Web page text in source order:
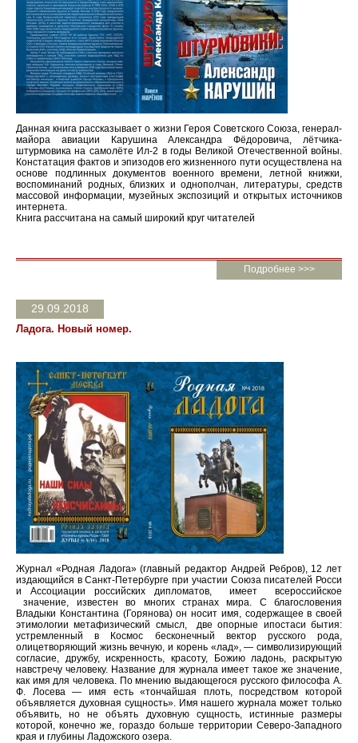
Данная книга рассказывает о жизни Героя Советского Союза, генерал-
майора авиации Карушина Александра Фёдоровича, лётчика-
штурмовика на самолёте Ил-2 в годы Великой Отечественной войны.
Констатация фактов и эпизодов его жизненного пути осуществлена на
основе подлинных документов военного времени, летной книжки,
воспоминаний родных, близких и однополчан, литературы, средств
массовой информации, музейных экспозиций и открытых источников
интернета.
Книга рассчитана на самый широкий круг читателей
Подробнее >>>
29.09.2018
Ладога. Новый номер.
Журнал «Родная Ладога» (главный редактор Андрей Ребров), 12 лет
издающийся в Санкт-Петербурге при участии Союза писателей Росси
и Ассоциации российских дипломатов, имеет всероссийское
значение, известен во многих странах мира. С благословения
Владыки Константина (Горянова) он носит имя, содержащее в своей
этимологии метафизический смысл, две опорные ипостаси бытия:
устремленный в Космос бесконечный вектор русского рода,
олицетворяющий жизнь вечную, и корень «лад», — символизирующий
согласие, дружбу, искренность, красоту, Божию ладонь, раскрытую
навстречу человеку. Название для журнала имеет такое же значение,
как имя для человека. По мнению выдающегося русского философа А.
Ф. Лосева — имя есть «тончайшая плоть, посредством которой
объявляется духовная сущность». Имя нашего журнала может только
объявить, но не объять духовную сущность, истинные размеры
которой, конечно же, гораздо больше территории Северо-Западного
края и глубины Ладожского озера.